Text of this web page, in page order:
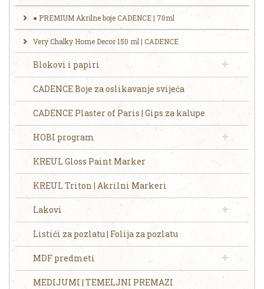
● PREMIUM Akrilne boje CADENCE | 70ml
Very Chalky Home Decor 150 ml | CADENCE
Blokovi i papiri
CADENCE Boje za oslikavanje svijeća
CADENCE Plaster of Paris | Gips za kalupe
HOBI program
KREUL Gloss Paint Marker
KREUL Triton | Akrilni Markeri
Lakovi
Listići za pozlatu | Folija za pozlatu
MDF predmeti
MEDIJUMI | TEMELJNI PREMAZI